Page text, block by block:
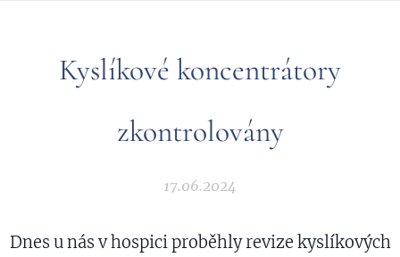
Kyslíkové koncentrátory
zkontrolovány
17.06.2024
Dnes u nás v hospici proběhly revize kyslíkových